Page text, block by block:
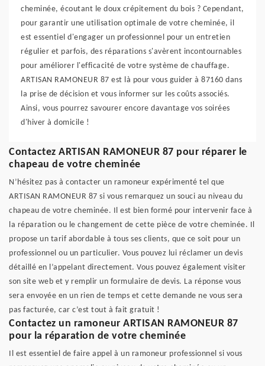
cheminée, écoutant le doux crépitement du bois ? Cependant,
pour garantir une utilisation optimale de votre cheminée, il
est essentiel d'engager un professionnel pour un entretien
régulier et parfois, des réparations s'avèrent incontournables
pour améliorer l'efficacité de votre système de chauffage.
ARTISAN RAMONEUR 87 est là pour vous guider à 87160 dans
la prise de décision et vous informer sur les coûts associés.
Ainsi, vous pourrez savourer encore davantage vos soirées
d'hiver à domicile !
Contactez ARTISAN RAMONEUR 87 pour réparer le
chapeau de votre cheminée
N’hésitez pas à contacter un ramoneur expérimenté tel que
ARTISAN RAMONEUR 87 si vous remarquez un souci au niveau du
chapeau de votre cheminée. Il est bien formé pour intervenir face à
la réparation ou le changement de cette pièce de votre cheminée. Il
propose un tarif abordable à tous ses clients, que ce soit pour un
professionnel ou un particulier. Vous pouvez lui réclamer un devis
détaillé en l’appelant directement. Vous pouvez également visiter
son site web et y remplir un formulaire de devis. La réponse vous
sera envoyée en un rien de temps et cette demande ne vous sera
pas facturée, car c’est tout à fait gratuit !
Contactez un ramoneur ARTISAN RAMONEUR 87
pour la réparation de votre cheminée
Il est essentiel de faire appel à un ramoneur professionnel si vous